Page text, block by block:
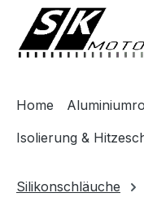
Zur
Home
Isolierung &
Silikonschläuche